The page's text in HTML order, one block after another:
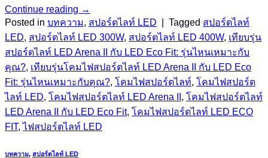
Continue reading →
Posted in บทความ, สปอร์ตไลท์ LED Tagged สปอร์ตไลท์
LED, สปอร์ตไลท์ LED 300W, สปอร์ตไลท์ LED 400W, เทียบรุ่น
สปอร์ตไลท์ LED Arena II กับ LED Eco Fit: รุ่นไหนเหมาะกับ
คุณ?, เทียบรุ่นโคมไฟสปอร์ตไลท์ LED Arena II กับ LED Eco
Fit: รุ่นไหนเหมาะกับคุณ?, โคมไฟสปอร์ตไลท์, โคมไฟสปอร์ต
ไลท์ LED, โคมไฟสปอร์ตไลท์ LED Arena II , โคมไฟสปอร์ตไลท์
LED Arena II กับ LED Eco Fit, โคมไฟสปอร์ตไลท์ LED ECO
FIT,ไฟสปอร์ตไลท์ LED
บทความ, สปอร์ตไลท์ LED